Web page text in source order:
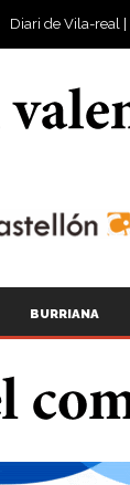
Diari de Vila-real |
BURRIANA